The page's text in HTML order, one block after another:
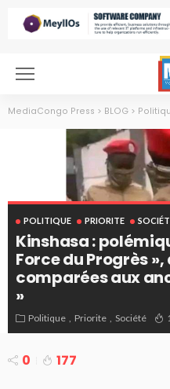
MediaCongo Press > BLOG >
POLITIQUE PRIORITE
Kinshasa :
Force du Progrès
comparées aux
»
Politique Priorite Société
0 177